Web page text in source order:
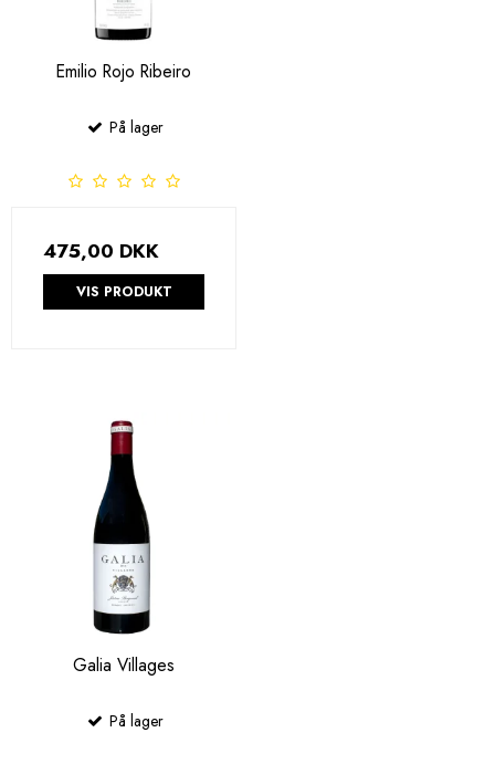
Emilio Rojo Ribeiro
På lager
475,00 DKK
VIS PRODUKT
Galia Villages
På lager